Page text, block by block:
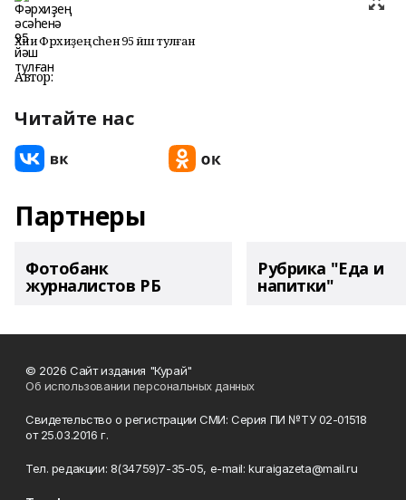
Хәниә Фәрхиҙең әсәһенә 95 йәш тулған
Автор:
Читайте нас
Партнеры
Фотобанк
журналистов РБ
Рубрика "Еда и
напитки"
© 2026 Сайт издания "Курай"
Об использовании персональных данных
Свидетельство о регистрации СМИ: Серия ПИ №ТУ 02-01518
от 25.03.2016 г.
Тел. редакции: 8(34759)7-35-05, e-mail: kuraigazeta@mail.ru